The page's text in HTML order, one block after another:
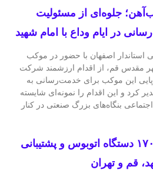
جلوه‌ای از مسئولیت
در ایام وداع با امام شهید
استاندار اصفهان با حضور در موکب
مقدس قم، از اقدام ارزشمند شرکت
این موکب برای خدمت‌رسانی به
کرد و این اقدام را نمونه‌ای شایسته
بنگاه‌های بزرگ صنعتی در کنار
اختصاص بیش از ۱۷۰ دستگاه اتوبوس و پشتیبانی
قم و تهران